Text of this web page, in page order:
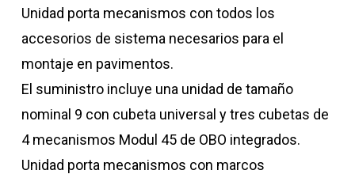
Unidad porta mecanismos con todos los
accesorios de sistema necesarios para el
montaje en pavimentos.
El suministro incluye una unidad de tamaño
nominal 9 con cubeta universal y tres cubetas de
4 mecanismos Modul 45 de OBO integrados.
Unidad porta mecanismos con marcos